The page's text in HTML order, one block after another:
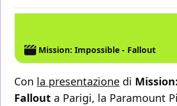
Mission: Impossible - Fallout
Con la presentazione di
Fallout a Parigi, la Paramount